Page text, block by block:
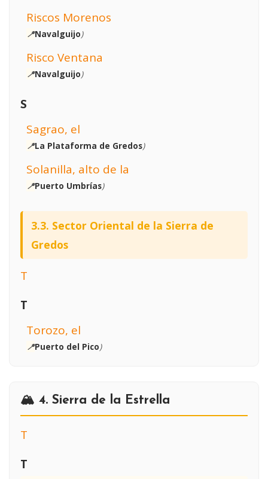
Riscos Morenos
📍Navalguijo)
Risco Ventana
📍Navalguijo)
S
Sagrao, el
📍La Plataforma de Gredos)
Solanilla, alto de la
📍Puerto Umbrías)
3.3. Sector Oriental de la Sierra de
Gredos
T
T
Torozo, el
📍Puerto del Pico)
🏔️ 4. Sierra de la Estrella
T
T